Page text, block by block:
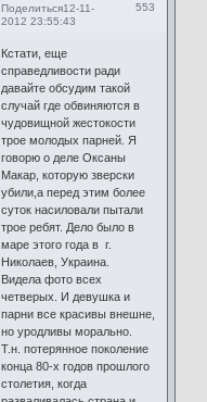
Поделиться 553
12-11-
2012 23:55:43
Кстати, еще
справедливости ради
давайте обсудим такой
случай где обвиняются в
чудовищной жестокости
трое молодых парней. Я
говорю о деле Оксаны
Макар, которую зверски
убили,а перед этим более
суток насиловали пытали
трое ребят. Дело было в
маре этого года в г.
Николаев, Украина.
Видела фото всех
четверых. И девушка и
парни все красивы внешне,
но уродливы морально.
Т.н. потерянное поколение
конца 80-х годов прошлого
столетия, когда